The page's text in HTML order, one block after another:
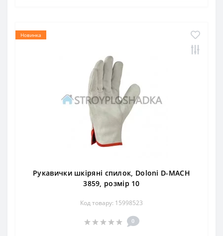
Новинка
Рукавички шкіряні спилок, Doloni D-MACH
3859, розмір 10
Код товару: 15998523
0